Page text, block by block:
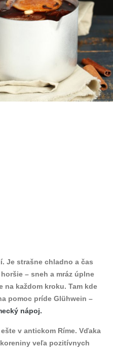
Je strašne chladno a čas
– sneh a mráz úplne
na každom kroku. Tam kde
pomoc príde Glühwein –
nápoj.
v antickom Ríme. Vďaka
veľa pozitívnych